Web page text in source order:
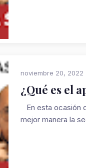
noviembre 20, 2022
¿Qué es el
En esta ocasión
mejor manera la